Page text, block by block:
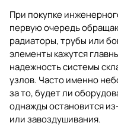
При покупке
первую очередь
радиаторы, трубы или
элементы кажутся
надежность системы
узлов. Часто именно
за то, будет ли
однажды остановится
или завоздушивания.